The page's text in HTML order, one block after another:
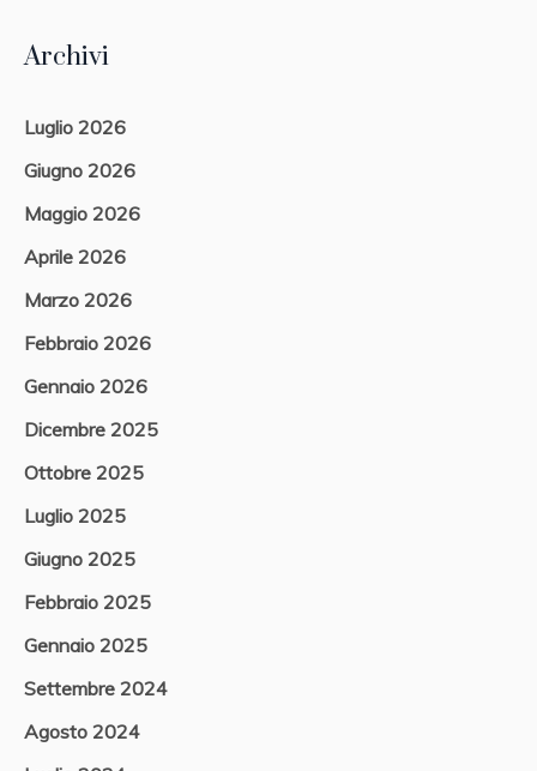
Archivi
Luglio 2026
Giugno 2026
Maggio 2026
Aprile 2026
Marzo 2026
Febbraio 2026
Gennaio 2026
Dicembre 2025
Ottobre 2025
Luglio 2025
Giugno 2025
Febbraio 2025
Gennaio 2025
Settembre 2024
Agosto 2024